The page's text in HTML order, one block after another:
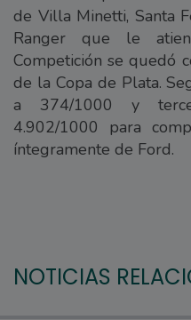
de Villa Minetti, Santa
Ranger que le
Competición se quedó
de la Copa de Plata.
a 374/1000 y
4.902/1000 para
íntegramente de Ford.
NOTICIAS